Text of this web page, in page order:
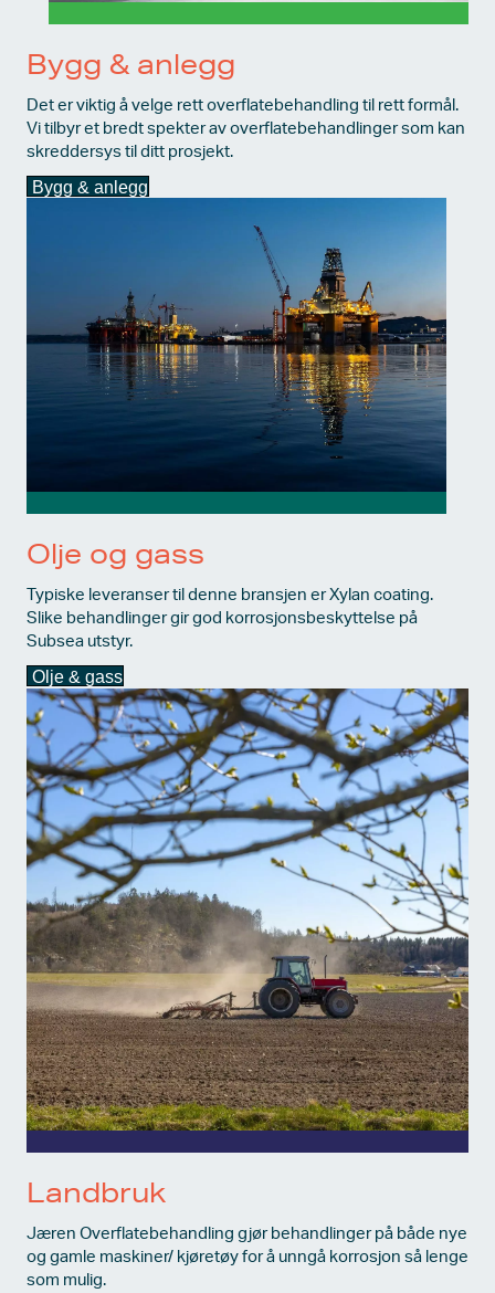
Bygg & anlegg
Det er viktig å velge rett overflatebehandling til rett formål.
Vi tilbyr et bredt spekter av overflatebehandlinger som kan
skreddersys til ditt prosjekt.
Bygg & anlegg
Olje og gass
Typiske leveranser til denne bransjen er Xylan coating.
Slike behandlinger gir god korrosjonsbeskyttelse på
Subsea utstyr.
Olje & gass
Landbruk
Jæren Overflatebehandling gjør behandlinger på både nye
og gamle maskiner/ kjøretøy for å unngå korrosjon så lenge
som mulig.